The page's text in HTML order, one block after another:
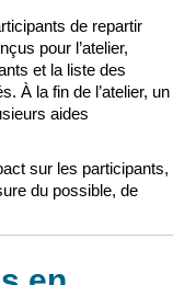
de repartir
pour l’atelier,
et la liste des
À la fin de l’atelier, un
aides
sur les participants,
du possible, de